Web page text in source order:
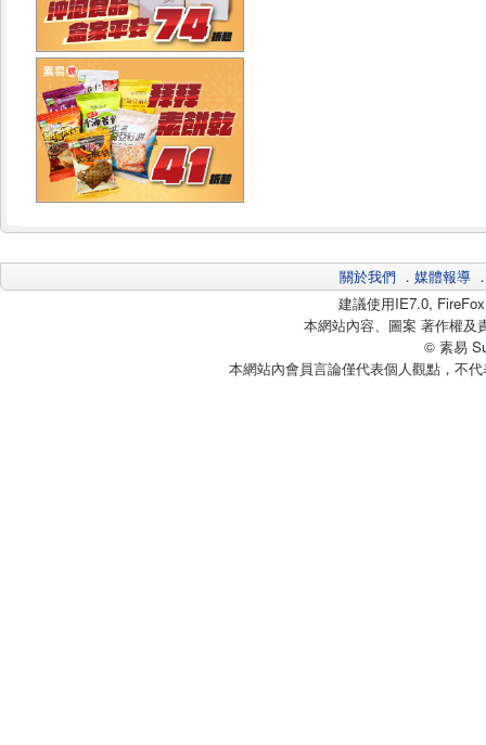
關於我們 ． 媒體報導
建議使用IE7.0,
本網站內容、圖案 著作權及
© 素易
本網站內會員言論僅代表個人觀點，不